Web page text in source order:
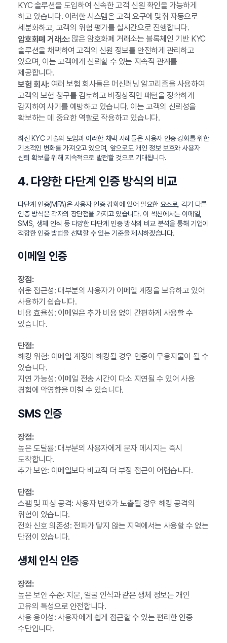
KYC 솔루션을 도입하여 신속한 고객 신원 확인을 가능하게
하고 있습니다. 이러한 시스템은 고객 요구에 맞춰 자동으로
세분화하고, 고객의 위험 평가를 실시간으로 진행합니다.
암호화폐 거래소:많은 암호화폐 거래소는 블록체인 기반 KYC
솔루션을 채택하여 고객의 신원 정보를 안전하게 관리하고
있으며, 이는 고객에게 신뢰할 수 있는 지속적 관계를
제공합니다.
보험 회사:여러 보험 회사들은 머신러닝 알고리즘을 사용하여
고객의 보험 청구를 검토하고 비정상적인 패턴을 정확하게
감지하여 사기를 예방하고 있습니다. 이는 고객의 신뢰성을
확보하는 데 중요한 역할로 작용하고 있습니다.
최신 KYC 기술의 도입과 이러한 채택 사례들은 사용자 인증 강화를 위한
기초적인 변화를 가져오고 있으며, 앞으로도 개인 정보 보호와 사용자
신뢰 확보를 위해 지속적으로 발전할 것으로 기대됩니다.
4. 다양한 다단계 인증 방식의 비교
다단계 인증(MFA)은 사용자 인증 강화에 있어 필요한 요소로, 각기 다른
인증 방식은 각자의 장단점을 가지고 있습니다. 이 섹션에서는 이메일,
SMS, 생체 인식 등 다양한 다단계 인증 방식의 비교 분석을 통해 기업이
적합한 인증 방법을 선택할 수 있는 기준을 제시하겠습니다.
이메일 인증
장점:
쉬운 접근성: 대부분의 사용자가 이메일 계정을 보유하고 있어
사용하기 쉽습니다.
비용 효율성: 이메일은 추가 비용 없이 간편하게 사용할 수
있습니다.
단점:
해킹 위험: 이메일 계정이 해킹될 경우 인증이 무용지물이 될 수
있습니다.
지연 가능성: 이메일 전송 시간이 다소 지연될 수 있어 사용
경험에 악영향을 미칠 수 있습니다.
SMS 인증
장점:
높은 도달률: 대부분의 사용자에게 문자 메시지는 즉시
도착합니다.
추가 보안: 이메일보다 비교적 더 부정 접근이 어렵습니다.
단점:
스팸 및 피싱 공격: 사용자 번호가 노출될 경우 해킹 공격의
위험이 있습니다.
전화 신호 의존성: 전파가 닿지 않는 지역에서는 사용할 수 없는
단점이 있습니다.
생체 인식 인증
장점:
높은 보안 수준: 지문, 얼굴 인식과 같은 생체 정보는 개인
고유의 특성으로 안전합니다.
사용 용이성: 사용자에게 쉽게 접근할 수 있는 편리한 인증
수단입니다.